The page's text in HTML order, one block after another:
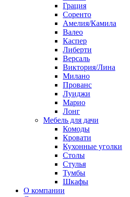
Грация
Соренто
Амелия/Камила
Валео
Каспер
Либерти
Версаль
Виктория/Лина
Милано
Прованс
Луиджи
Марио
Лонг
Мебель для дачи
Комоды
Кровати
Кухонные уголки
Столы
Стулья
Тумбы
Шкафы
О компании